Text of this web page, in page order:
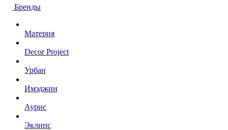
Бренды
Материя
Decor Project
Урбан
Имэджин
Аурис
Эклипс